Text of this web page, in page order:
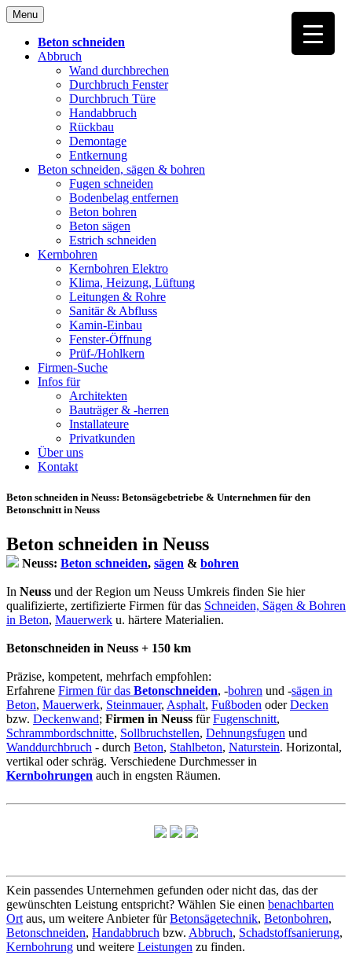
Skip
to
content
Menu
Beton schneiden
Abbruch
Wand durchbrechen
Durchbruch Fenster
Durchbruch Türe
Handabbruch
Rückbau
Demontage
Entkernung
Beton schneiden, sägen & bohren
Fugen schneiden
Bodenbelag entfernen
Beton bohren
Beton sägen
Estrich schneiden
Kernbohren
Kernbohren Elektro
Klima, Heizung, Lüftung
Leitungen & Rohre
Sanitär & Abfluss
Kamin-Einbau
Fenster-Öffnung
Prüf-/Hohlkern
Firmen-Suche
Infos für
Architekten
Bauträger & -herren
Installateure
Privatkunden
Über uns
Kontakt
Beton schneiden in Neuss: Betonsägebetriebe & Unternehmen für den
Betonschnitt in Neuss
Beton schneiden in Neuss
Neuss: Beton schneiden, sägen & bohren
In Neuss und der Region um Neuss Umkreis finden Sie hier
qualifizierte, zertifizierte Firmen für das Schneiden, Sägen & Bohren
in Beton, Mauerwerk u. härtere Materialien.
Betonschneiden in Neuss + 150 km
Präzise, kompetent, mehrfach empfohlen:
Erfahrene Firmen für das Betonschneiden, -bohren und -sägen in
Beton, Mauerwerk, Steinmauer, Asphalt, Fußboden oderDecken
bzw. Deckenwand; Firmen in Neuss fürFugenschnitt,
Schrammbordschnitte, Sollbruchstellen, Dehnungsfugen und
Wanddurchbruch - durch Beton, Stahlbeton, Naturstein. Horizontal,
vertikal oder schräg. Verschiedene Durchmesser in
Kernbohrungen auch in engsten Räumen.
Kein passendes Unternehmen gefunden oder nicht das, das der
gewünschten Leistung entspricht? Wählen Sie einen benachbarten
Ort aus, um weitere Anbieter fürBetonsägetechnik, Betonbohren,
Betonschneiden, Handabbruch bzw. Abbruch, Schadstoffsanierung,
Kernbohrung und weitere Leistungen zu finden.